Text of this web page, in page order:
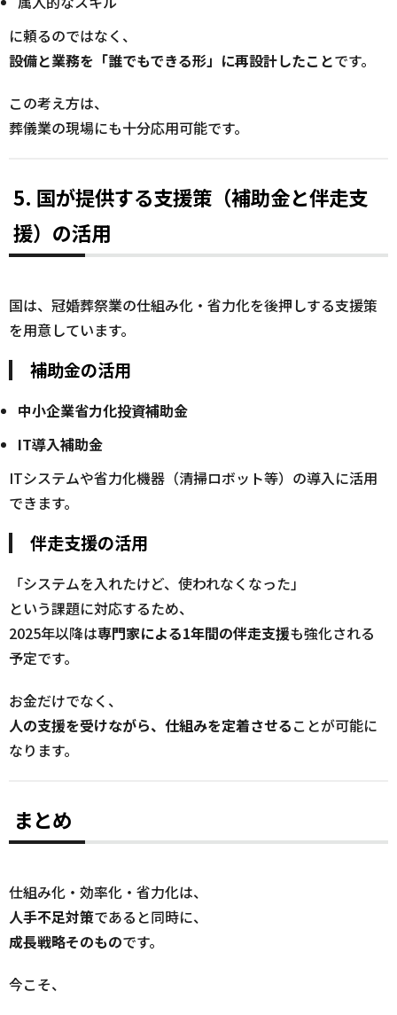
に頼るのではなく、
設備と業務を「誰でもできる形」に再設計したことです。
この考え方は、
葬儀業の現場にも十分応用可能です。
5. 国が提供する支援策（補助金と伴走支
援）の活用
国は、冠婚葬祭業の仕組み化・省力化を後押しする支援策
を用意しています。
補助金の活用
中小企業省力化投資補助金
IT導入補助金
ITシステムや省力化機器（清掃ロボット等）の導入に活用
できます。
伴走支援の活用
「システムを入れたけど、使われなくなった」
という課題に対応するため、
2025年以降は専門家による1年間の伴走支援も強化される
予定です。
お金だけでなく、
人の支援を受けながら、仕組みを定着させることが可能に
なります。
まとめ
仕組み化・効率化・省力化は、
人手不足対策であると同時に、
成長戦略そのものです。
今こそ、